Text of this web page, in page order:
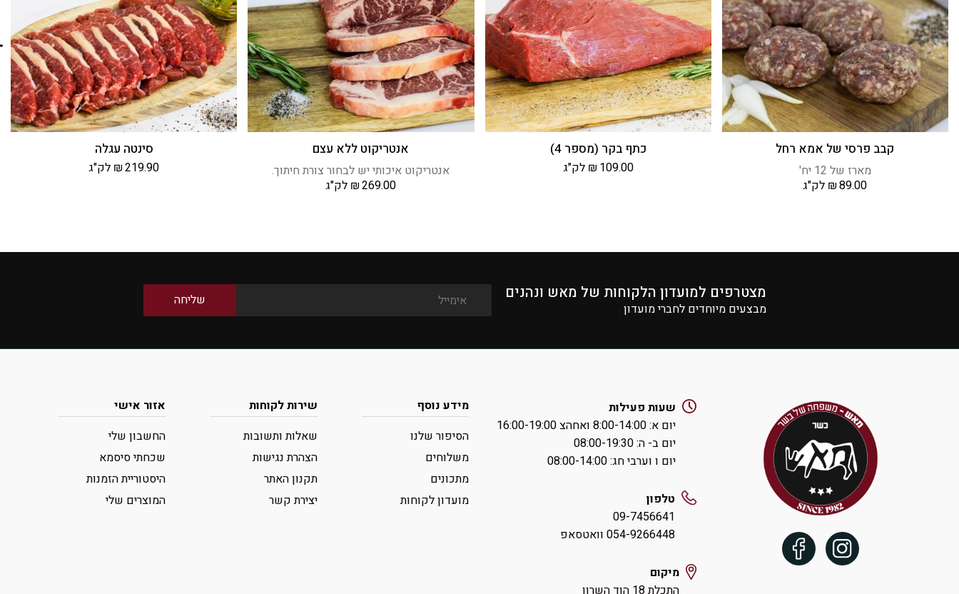
קבב פרסי של אמא רחל
מארז של 12 יח'
₪89.00 לק"ג
כתף בקר (מספר 4)
₪ 109.00 לק"ג
אנטריקוט ללא עצם
אנטריקוט איכותי יש לבחור צורת חיתוך.
₪269.00 לק"ג
סינטה עגלה
₪219.90 לק"ג
מצטרפים למועדון הלקוחות של מאש ונהנים
מבצעים מיוחדים לחברי מועדון
שעות פעילות
יום א: ‏8:00-14:00 ואחהצ 16:00-19:00
יום ב- ה: ‏08:00-19:30
יום ו וערבי חג: ‏08:00-14:00
טלפון
09-7456641
054-9266448 וואטסאפ
מיקום
התכלת 18 הוד השרון
מידע נוסף
הסיפור שלנו
משלוחים
מתכונים
מועדון לקוחות
שירות לקוחות
שאלות ותשובות
הצהרת נגישות
תקנון האתר
יצירת קשר
אזור אישי
החשבון שלי
שכחתי סיסמא
היסטוריית הזמנות
המוצרים שלי